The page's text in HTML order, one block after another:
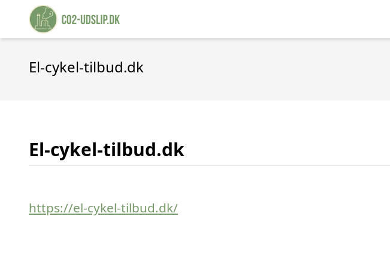
El-cykel-tilbud.dk
El-cykel-tilbud.dk
https://el-cykel-tilbud.dk/